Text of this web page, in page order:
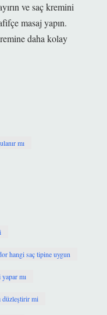
ve saç kremini
masaj yapın.
daha kolay
mı
hangi saç tipine uygun
mı
düzleştirir mi